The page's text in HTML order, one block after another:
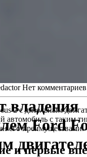
владения
Ford
Нет комментариев
2 с дизельным
с таким
его преимуществами.
и первые